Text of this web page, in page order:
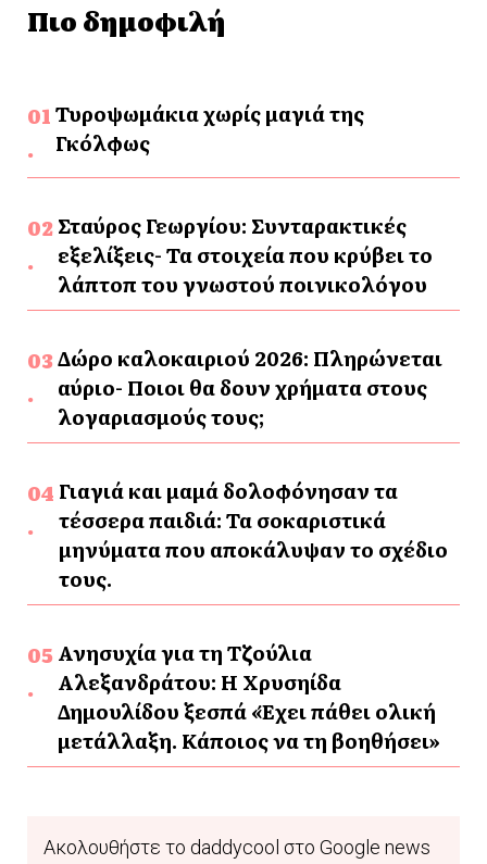
Πιο δημοφιλή
Τυροψωμάκια χωρίς μαγιά της
Γκόλφως
Σταύρος Γεωργίου: Συνταρακτικές
εξελίξεις- Τα στοιχεία που κρύβει το
λάπτοπ του γνωστού ποινικολόγου
Δώρο καλοκαιριού 2026: Πληρώνεται
αύριο- Ποιοι θα δουν χρήματα στους
λογαριασμούς τους;
Γιαγιά και μαμά δολοφόνησαν τα
τέσσερα παιδιά: Τα σοκαριστικά
μηνύματα που αποκάλυψαν το σχέδιο
τους.
Ανησυχία για τη Τζούλια
Αλεξανδράτου: Η Χρυσηίδα
Δημουλίδου ξεσπά «Έχει πάθει ολική
μετάλλαξη. Κάποιος να τη βοηθήσει»
Ακολουθήστε το daddycool στο Google news